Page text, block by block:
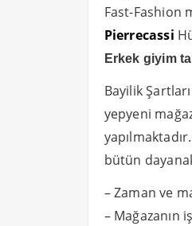
Fast-Fashion
Pierrecassi
Erkek giyim
Bayilik
yepyeni
bütün
– Zaman ve
– Mağazanın